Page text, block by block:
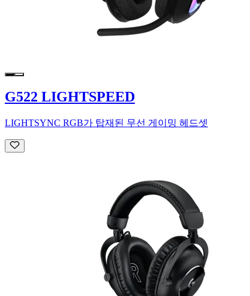
G522 LIGHTSPEED
LIGHTSYNC RGB가 탑재된 무선 게이밍 헤드셋